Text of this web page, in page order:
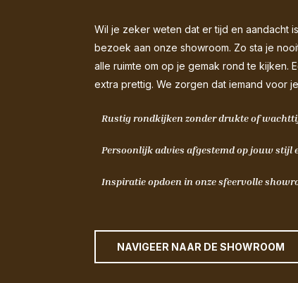
Wil je zeker weten dat er tijd en aandacht
bezoek aan onze showroom. Zo sta je
alle ruimte om op je gemak rond te kijken.
extra prettig. We zorgen dat iemand voor
Rustig rondkijken zonder drukte of
Persoonlijk advies afgestemd op jouw stijl
Inspiratie opdoen in onze sfeervolle
NAVIGEER NAAR DE SHOWROOM